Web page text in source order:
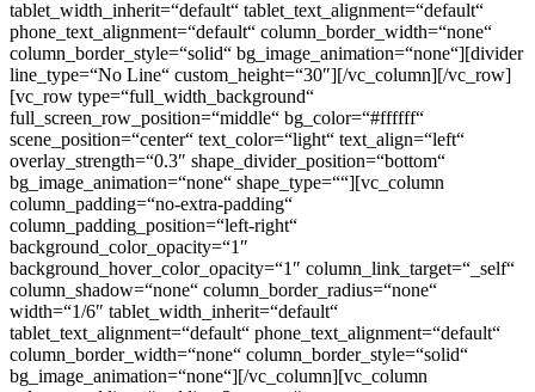
tablet_width_inherit=“default“ tablet_text_alignment=“default“
phone_text_alignment=“default“ column_border_width=“none“
column_border_style=“solid“ bg_image_animation=“none“][divider
line_type=“No Line“ custom_height=“30″][/vc_column][/vc_row]
[vc_row type=“full_width_background“
full_screen_row_position=“middle“ bg_color=“#ffffff“
scene_position=“center“ text_color=“light“ text_align=“left“
overlay_strength=“0.3″ shape_divider_position=“bottom“
bg_image_animation=“none“ shape_type=““][vc_column
column_padding=“no-extra-padding“
column_padding_position=“left-right“
background_color_opacity=“1″
background_hover_color_opacity=“1″ column_link_target=“_self“
column_shadow=“none“ column_border_radius=“none“
width=“1/6″ tablet_width_inherit=“default“
tablet_text_alignment=“default“ phone_text_alignment=“default“
column_border_width=“none“ column_border_style=“solid“
bg_image_animation=“none“][/vc_column][vc_column